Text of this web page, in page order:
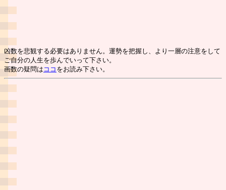
凶数を悲観する必要はありません。運勢を把握し、より一層の注意をして
ご自分の人生を歩んでいって下さい。
画数の疑問は ココ をお読み下さい。